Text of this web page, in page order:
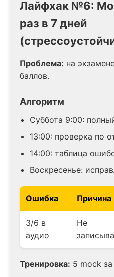
Лайфхак №6:
раз в 7 дней
Проблема: на
баллов.
Алгоритм
Суббота 9:00:
13:00: проверка по
14:00: таблица
Воскресенье:
Ошибка Причина
3/6 в
аудио
Не
Тренировка: 5 mock